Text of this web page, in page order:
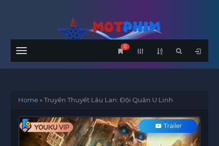
Menu
0
Home»Truyền Thuyết Lâu Lan: Đội Quân U Linh
Trailer